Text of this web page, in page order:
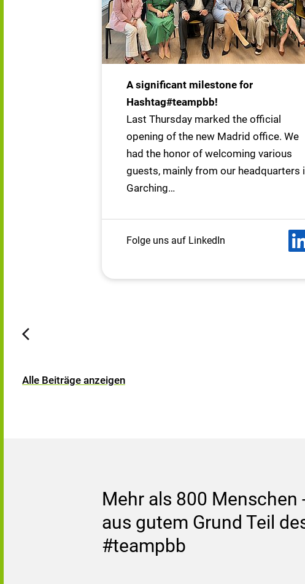
A significant milestone for
Hashtag#teampbb!
Last Thursday marked the official
opening of the new Madrid office. We
had the honor of welcoming various
guests, mainly from our headquarters
Garching…
Folge uns auf LinkedIn
Alle Beiträge anzeigen
Mehr als 800 Menschen
aus gutem Grund Teil
#teampbb